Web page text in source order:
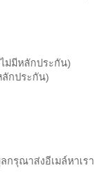
ม่มีหลักประกัน)
กประกัน)
กรุณาส่งอีเมล์หาเรา